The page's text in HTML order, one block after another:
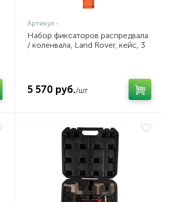
Артикул:-
Набор фиксаторов распредвала
/ коленвала, Land Rover, кейс, 3
5 570 руб./шт